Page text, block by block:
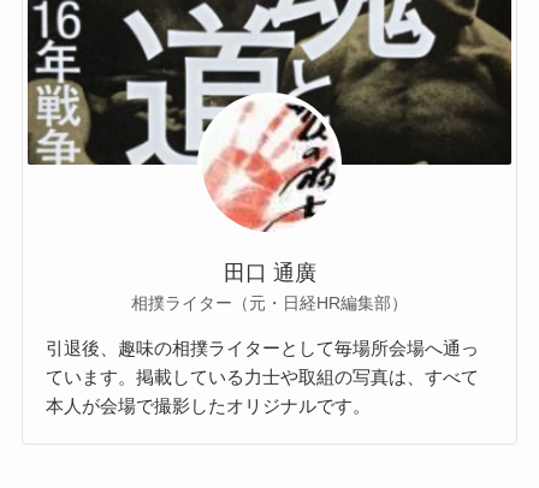
田口 通廣
相撲ライター（元・日経HR編集部）
引退後、趣味の相撲ライターとして毎場所会場へ通っ
ています。掲載している力士や取組の写真は、すべて
本人が会場で撮影したオリジナルです。